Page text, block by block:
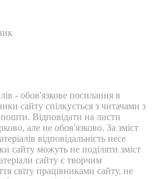
- обов'язкове посилання в
сайту спілкується з читачами з
Відповідати на листи
але не обов'язково. За зміст
відповідальність несе
сайту можуть не поділяти зміст
сайту є творчим
світу працівниками сайту, не